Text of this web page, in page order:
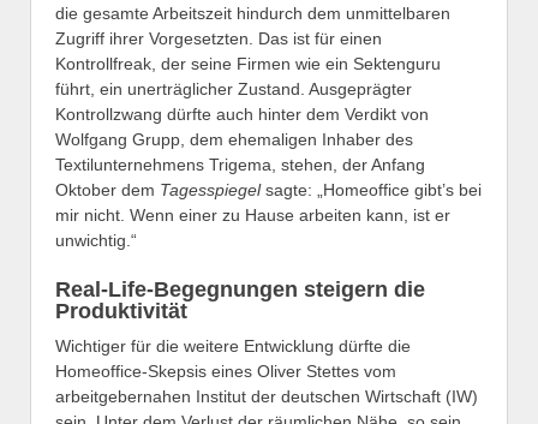
die gesamte Arbeitszeit hindurch dem unmittelbaren
Zugriff ihrer Vorgesetzten. Das ist für einen
Kontrollfreak, der seine Firmen wie ein Sektenguru
führt, ein unerträglicher Zustand. Ausgeprägter
Kontrollzwang dürfte auch hinter dem Verdikt von
Wolfgang Grupp, dem ehemaligen Inhaber des
Textilunternehmens Trigema, stehen, der Anfang
Oktober dem Tagesspiegelsagte: „Homeoffice gibt’s bei
mir nicht. Wenn einer zu Hause arbeiten kann, ist er
unwichtig.“
Real-Life-Begegnungen steigern die
Produktivität
Wichtiger für die weitere Entwicklung dürfte die
Homeoffice-Skepsis eines Oliver Stettes vom
arbeitgebernahen Institut der deutschen Wirtschaft (IW)